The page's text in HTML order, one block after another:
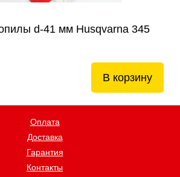
d-41 мм Husqvarna 345
В корзину
Оплата
Доставка
Гарантия
Контакты